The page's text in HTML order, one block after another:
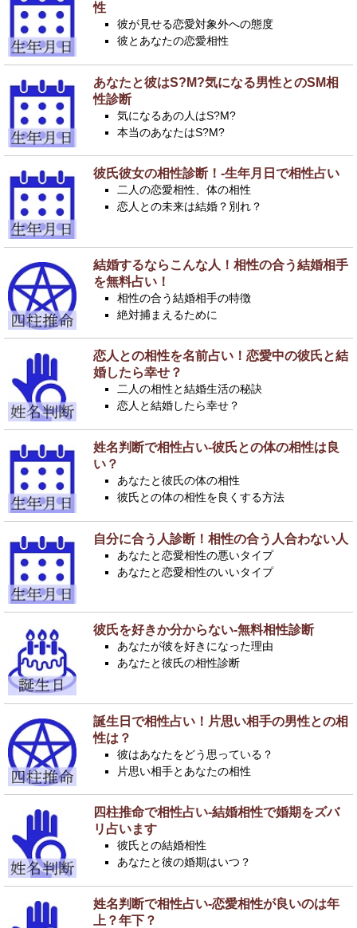
性
彼が見せる恋愛対象外への態度
彼とあなたの恋愛相性
あなたと彼はS?M?気になる男性とのSM相
性診断
気になるあの人はS?M?
本当のあなたはS?M?
彼氏彼女の相性診断！-生年月日で相性占い
二人の恋愛相性、体の相性
恋人との未来は結婚？別れ？
結婚するならこんな人！相性の合う結婚相手
を無料占い！
相性の合う結婚相手の特徴
絶対捕まえるために
恋人との相性を名前占い！恋愛中の彼氏と結
婚したら幸せ？
二人の相性と結婚生活の秘訣
恋人と結婚したら幸せ？
姓名判断で相性占い-彼氏との体の相性は良
い？
あなたと彼氏の体の相性
彼氏との体の相性を良くする方法
自分に合う人診断！相性の合う人合わない人
あなたと恋愛相性の悪いタイプ
あなたと恋愛相性のいいタイプ
彼氏を好きか分からない-無料相性診断
あなたが彼を好きになった理由
あなたと彼氏の相性診断
誕生日で相性占い！片思い相手の男性との相
性は？
彼はあなたをどう思っている？
片思い相手とあなたの相性
四柱推命で相性占い-結婚相性で婚期をズバ
リ占います
彼氏との結婚相性
あなたと彼の婚期はいつ？
姓名判断で相性占い-恋愛相性が良いのは年
上？年下？